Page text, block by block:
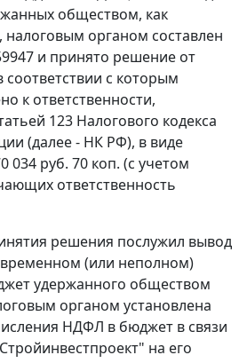
обществом, как
органом составлен
и принято решение от
соответствии с которым
к ответственности,
123 Налогового кодекса
(далее - НК РФ), в виде
034 руб. 70 коп. (с учетом
ответственность
решения послужил вывод
(или неполном)
удержанного обществом
органом установлена
НДФЛ в бюджет в связи
на его